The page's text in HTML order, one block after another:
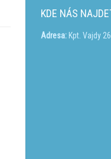
KDE NÁS
Adresa:Kpt. Vajdy